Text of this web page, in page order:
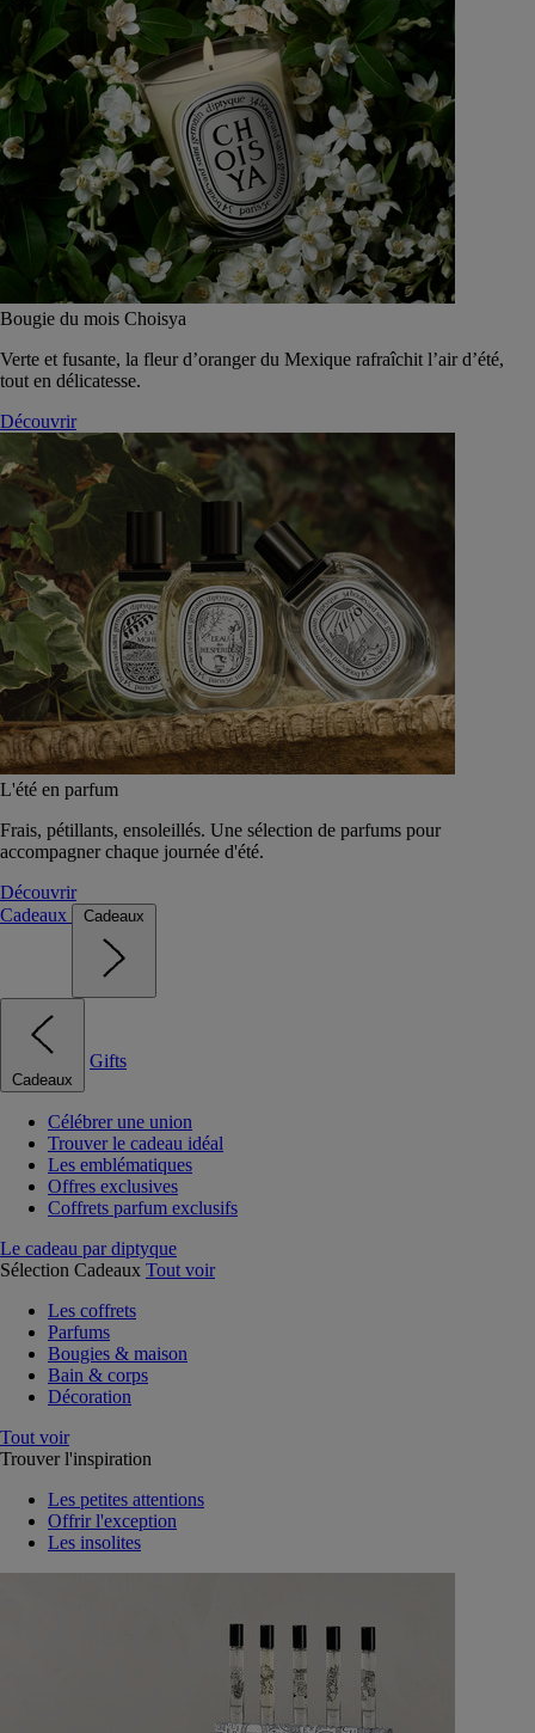
Bougie du mois Choisya
Verte et fusante, la fleur d’oranger du Mexique rafraîchit l’air d’été,
tout en délicatesse.
Découvrir
L'été en parfum
Frais, pétillants, ensoleillés. Une sélection de parfums pour
accompagner chaque journée d'été.
Découvrir
Cadeaux
Cadeaux
Cadeaux
Gifts
Célébrer une union
Trouver le cadeau idéal
Les emblématiques
Offres exclusives
Coffrets parfum exclusifs
Le cadeau par diptyque
Sélection Cadeaux Tout voir
Les coffrets
Parfums
Bougies & maison
Bain & corps
Décoration
Tout voir
Trouver l'inspiration
Les petites attentions
Offrir l'exception
Les insolites